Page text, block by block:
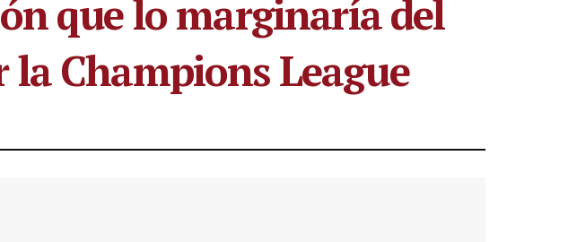
que lo marginaría del
Champions League